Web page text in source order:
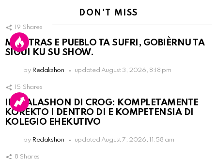
DON'T MISS
19 Shares
MIENTRAS E PUEBLO TA SUFRI, GOBIÈRNU TA
SIGUI KU SU SHOW.
by Redakshon updated August 3, 2026, 8:18 pm
15 Shares
INSTALASHON DI CROG: KOMPLETAMENTE
KOREKTO I DENTRO DI E KOMPETENSIA DI
KOLEGIO EHEKUTIVO
by Redakshon updated August 7, 2026, 11:58 am
8 Shares